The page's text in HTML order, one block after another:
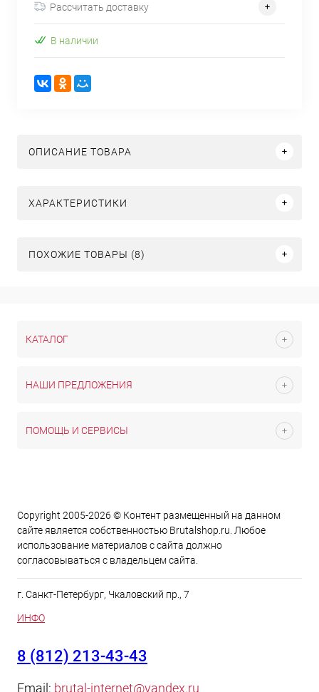
Рассчитать доставку
В наличии
ОПИСАНИЕ ТОВАРА
ХАРАКТЕРИСТИКИ
ПОХОЖИЕ ТОВАРЫ (8)
КАТАЛОГ
НАШИ ПРЕДЛОЖЕНИЯ
ПОМОЩЬ И СЕРВИСЫ
Copyright 2005-2026 © Контент размещенный на данном
сайте является cобственностью Brutalshop.ru. Любое
использование материалов с сайта должно
согласовываться с владельцем сайта.
г. Санкт-Петербург, Чкаловский пр., 7
ИНФО
8 (812) 213-43-43
Email: brutal-internet@yandex.ru